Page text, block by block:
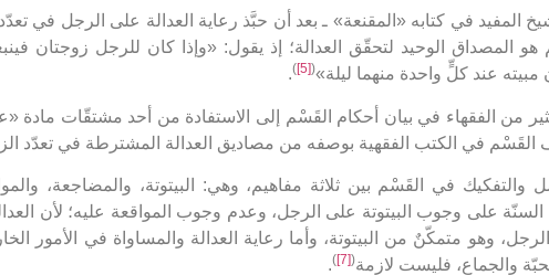
المفيد في كتابه «المقنعة» ـ بعد أن حبَّذ رعاية العدالة على الرجل في
هو المصداق الوحيد لتحقّق العدالة؛ إذ يقول: «وإذا كان للرجل زوجتان
مبيته عند كلٍّ واحدة منهما ليلة»(
[5]
)
.
من الفقهاء في بيان أحكام القَسْم إلى الاستفادة من أحد مشتقّات مادة
القَسْم في الكتب الفقهية بوصفه من مصاديق العدالة المشترطة في تعدّد
والتفكيك في القَسْم بين ثلاثة مفاهيم، وهي: البيتوتة، والمضاجعة،
السنّة على وجوب البيتوتة على الرجل، وعدم وجوب المواقعة عليه؛ لأن
وهو متمكّنٌ من البيتوتة، وأما رعاية العدالة والمساواة في الأمور
والجماع، فليست لازمة(
[7]
)
.